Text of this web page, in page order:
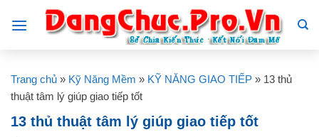
Trang chủ » Kỹ Năng Mềm » KỸ NĂNG GIAO TIẾP » 13 thủ
thuật tâm lý giúp giao tiếp tốt
13 thủ thuật tâm lý giúp giao tiếp tốt